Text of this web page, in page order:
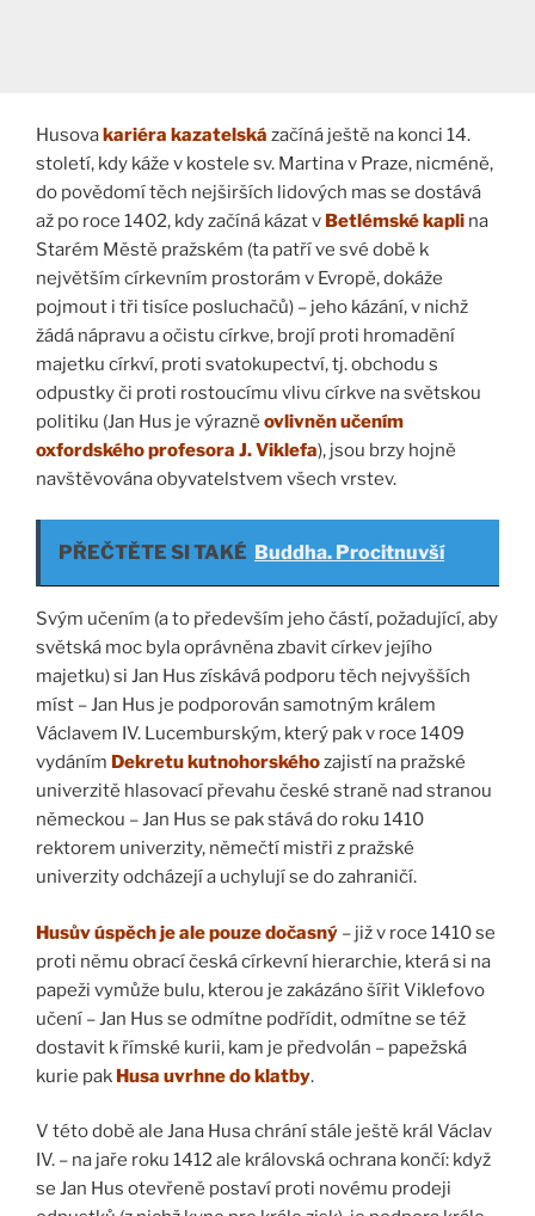
Husovakariéra kazatelská začíná ještě na konci 14.
století, kdy káže v kostele sv. Martina v Praze, nicméně,
do povědomí těch nejširších lidových mas se dostává
až po roce 1402, kdy začíná kázat v Betlémské kapli na
Starém Městě pražském (ta patří ve své době k
největším církevním prostorám v Evropě, dokáže
pojmout i tři tisíce posluchačů) – jeho kázání, v nichž
žádá nápravu a očistu církve, brojí proti hromadění
majetku církví, proti svatokupectví, tj. obchodu s
odpustky či proti rostoucímu vlivu církve na světskou
politiku (Jan Hus je výrazně ovlivněn učením
oxfordského profesora J. Viklefa), jsou brzy hojně
navštěvována obyvatelstvem všech vrstev.
PŘEČTĚTE SI TAKÉ Buddha. Procitnuvší
Svým učením (a to především jeho částí, požadující, aby
světská moc byla oprávněna zbavit církev jejího
majetku) si Jan Hus získává podporu těch nejvyšších
míst – Jan Hus je podporován samotným králem
Václavem IV. Lucemburským, který pak v roce 1409
vydáním Dekretu kutnohorskéhozajistí na pražské
univerzitě hlasovací převahu české straně nad stranou
německou – Jan Hus se pak stává do roku 1410
rektorem univerzity, němečtí mistři z pražské
univerzity odcházejí a uchylují se do zahraničí.
Husův úspěch je ale pouze dočasný – již v roce 1410 se
proti němu obrací česká církevní hierarchie, která si na
papeži vymůže bulu, kterou je zakázáno šířit Viklefovo
učení – Jan Hus se odmítne podřídit, odmítne se též
dostavit k římské kurii, kam je předvolán – papežská
kurie pak Husa uvrhne do klatby.
V této době ale Jana Husa chrání stále ještě král Václav
IV. – na jaře roku 1412 ale královská ochrana končí: když
se Jan Hus otevřeně postaví proti novému prodeji